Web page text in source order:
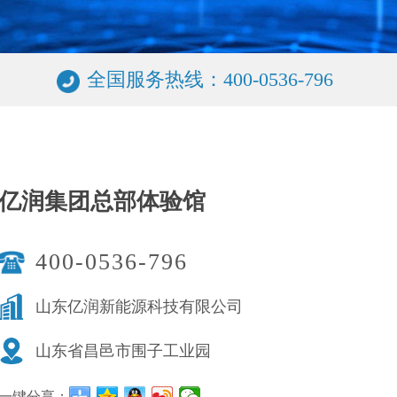
全国服务热线：400-0536-796
润集团总部体验馆
400-0536-796
山东亿润新能源科技有限公司
山东省昌邑市围子工业园